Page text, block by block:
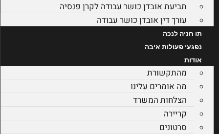
תביעת אובדן כושר עבודה לקרן פנסיה
עורך דין אובדן כושר עבודה
תו חניה לנכה
נפגעי פעולות איבה
אודות
מהתקשורת
מה אומרים עלינו
הצלחות המשרד
קריירה
סרטונים